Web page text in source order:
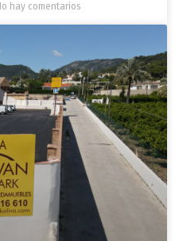
hay comentarios